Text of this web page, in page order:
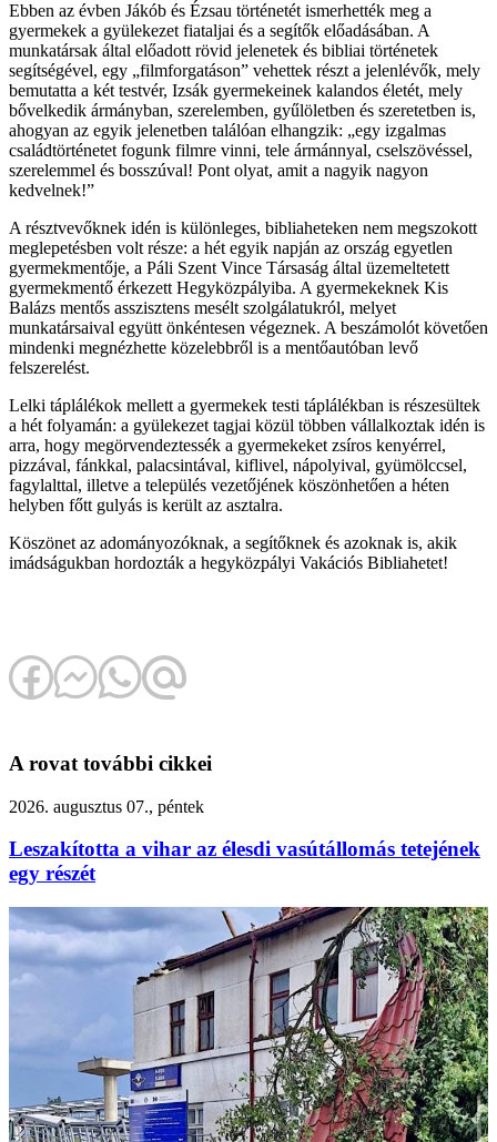
Ebben az évben Jákób és Ézsau történetét ismerhették meg a
gyermekek a gyülekezet fiataljai és a segítők előadásában. A
munkatársak által előadott rövid jelenetek és bibliai történetek
segítségével, egy „filmforgatáson” vehettek részt a jelenlévők, mely
bemutatta a két testvér, Izsák gyermekeinek kalandos életét, mely
bővelkedik ármányban, szerelemben, gyűlöletben és szeretetben is,
ahogyan az egyik jelenetben találóan elhangzik: „egy izgalmas
családtörténetet fogunk filmre vinni, tele ármánnyal, cselszövéssel,
szerelemmel és bosszúval! Pont olyat, amit a nagyik nagyon
kedvelnek!”
A résztvevőknek idén is különleges, bibliaheteken nem megszokott
meglepetésben volt része: a hét egyik napján az ország egyetlen
gyermekmentője, a Páli Szent Vince Társaság által üzemeltetett
gyermekmentő érkezett Hegyközpályiba. A gyermekeknek Kis
Balázs mentős asszisztens mesélt szolgálatukról, melyet
munkatársaival együtt önkéntesen végeznek. A beszámolót követően
mindenki megnézhette közelebbről is a mentőautóban levő
felszerelést.
Lelki táplálékok mellett a gyermekek testi táplálékban is részesültek
a hét folyamán: a gyülekezet tagjai közül többen vállalkoztak idén is
arra, hogy megörvendeztessék a gyermekeket zsíros kenyérrel,
pizzával, fánkkal, palacsintával, kiflivel, nápolyival, gyümölccsel,
fagylalttal, illetve a település vezetőjének köszönhetően a héten
helyben főtt gulyás is került az asztalra.
Köszönet az adományozóknak, a segítőknek és azoknak is, akik
imádságukban hordozták a hegyközpályi Vakációs Bibliahetet!
A rovat további cikkei
2026. augusztus 07., péntek
Leszakította a vihar az élesdi vasútállomás tetejének
egy részét